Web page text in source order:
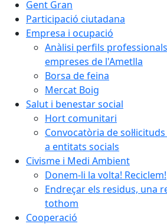
Gent Gran
Participació ciutadana
Empresa i ocupació
Anàlisi perfils
empreses de l'Ametlla
Borsa de feina
Mercat Boig
Salut i benestar social
Hort comunitari
Convocatòria de
a entitats socials
Civisme i Medi Ambient
Donem-li la volta! Reciclem!
Endreçar els residus, una
tothom
Cooperació